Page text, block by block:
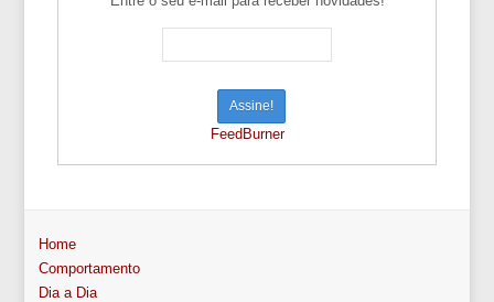
FeedBurner
Home
Comportamento
Dia a Dia